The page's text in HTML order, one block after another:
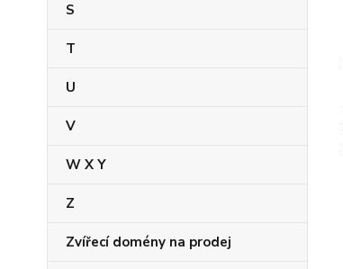
S
T
U
V
W X Y
Z
Zvířecí domény na prodej